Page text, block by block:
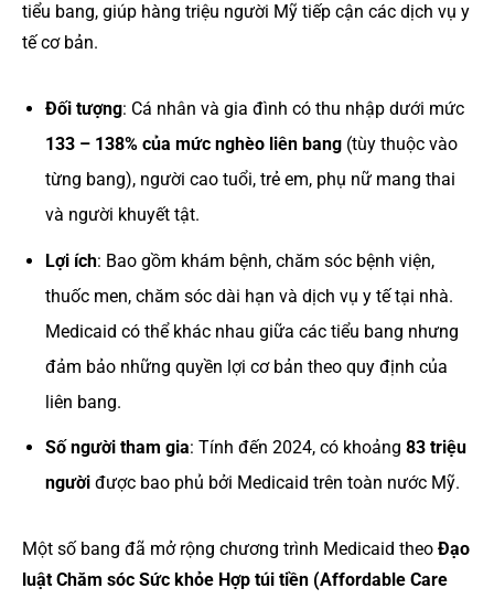
tiểu bang, giúp hàng triệu người Mỹ tiếp cận các dịch vụ y
tế cơ bản.
Đối tượng: Cá nhân và gia đình có thu nhập dưới mức
133 – 138% của mức nghèo liên bang(tùy thuộc vào
từng bang), người cao tuổi, trẻ em, phụ nữ mang thai
và người khuyết tật.
Lợi ích: Bao gồm khám bệnh, chăm sóc bệnh viện,
thuốc men, chăm sóc dài hạn và dịch vụ y tế tại nhà.
Medicaid có thể khác nhau giữa các tiểu bang nhưng
đảm bảo những quyền lợi cơ bản theo quy định của
liên bang.
Số người tham gia: Tính đến 2024, có khoảng 83 triệu
ngườiđược bao phủ bởi Medicaid trên toàn nước Mỹ​.
Một số bang đã mở rộng chương trình Medicaid theo Đạo
luật Chăm sóc Sức khỏe Hợp túi tiền (Affordable Care